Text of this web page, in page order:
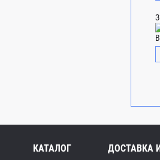
КАТАЛОГ ДОСТАВКА